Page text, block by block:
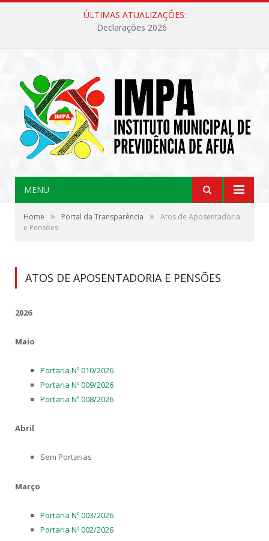
ÚLTIMAS ATUALIZAÇÕES:
Declarações 2026
MENU
Home » Portal da Transparência »
Atos de Aposentadoria
e Pensões
ATOS DE APOSENTADORIA E PENSÕES
2026
Maio
Portaria Nº 010/2026
Portaria Nº 009/2026
Portaria Nº 008/2026
Abril
Sem Portarias
Março
Portaria Nº 003/2026
Portaria Nº 002/2026